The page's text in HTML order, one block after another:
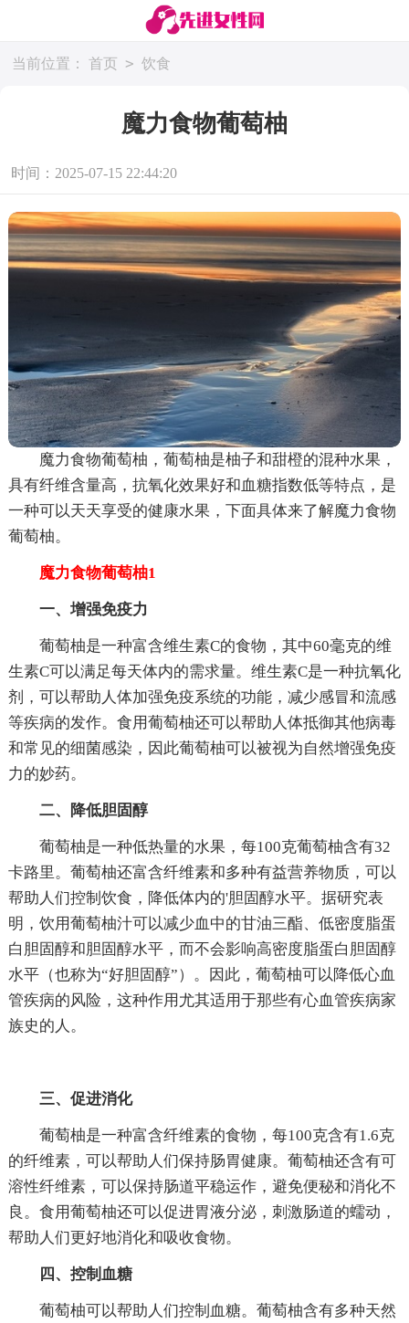
当前位置： 首页 > 饮食
魔力食物葡萄柚
时间：2025-07-15 22:44:20
魔力食物葡萄柚，葡萄柚是柚子和甜橙的混种水果，
具有纤维含量高，抗氧化效果好和血糖指数低等特点，是
一种可以天天享受的健康水果，下面具体来了解魔力食物
葡萄柚。
魔力食物葡萄柚1
一、增强免疫力
葡萄柚是一种富含维生素C的食物，其中60毫克的维
生素C可以满足每天体内的需求量。维生素C是一种抗氧化
剂，可以帮助人体加强免疫系统的功能，减少感冒和流感
等疾病的发作。食用葡萄柚还可以帮助人体抵御其他病毒
和常见的细菌感染，因此葡萄柚可以被视为自然增强免疫
力的妙药。
二、降低胆固醇
葡萄柚是一种低热量的水果，每100克葡萄柚含有32
卡路里。葡萄柚还富含纤维素和多种有益营养物质，可以
帮助人们控制饮食，降低体内的'胆固醇水平。据研究表
明，饮用葡萄柚汁可以减少血中的甘油三酯、低密度脂蛋
白胆固醇和胆固醇水平，而不会影响高密度脂蛋白胆固醇
水平（也称为“好胆固醇”）。因此，葡萄柚可以降低心血
管疾病的风险，这种作用尤其适用于那些有心血管疾病家
族史的人。
三、促进消化
葡萄柚是一种富含纤维素的食物，每100克含有1.6克
的纤维素，可以帮助人们保持肠胃健康。葡萄柚还含有可
溶性纤维素，可以保持肠道平稳运作，避免便秘和消化不
良。食用葡萄柚还可以促进胃液分泌，刺激肠道的蠕动，
帮助人们更好地消化和吸收食物。
四、控制血糖
葡萄柚可以帮助人们控制血糖。葡萄柚含有多种天然